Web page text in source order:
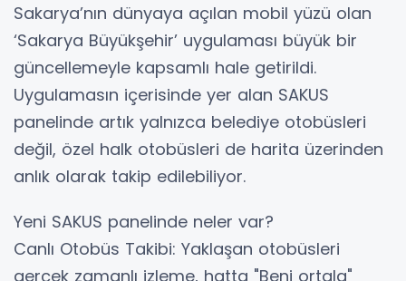
Sakarya’nın dünyaya açılan mobil yüzü olan
‘Sakarya Büyükşehir’ uygulaması büyük bir
güncellemeyle kapsamlı hale getirildi.
Uygulamasın içerisinde yer alan SAKUS
panelinde artık yalnızca belediye otobüsleri
değil, özel halk otobüsleri de harita üzerinden
anlık olarak takip edilebiliyor.
Yeni SAKUS panelinde neler var?
Canlı Otobüs Takibi: Yaklaşan otobüsleri
gerçek zamanlı izleme, hatta "Beni ortala"